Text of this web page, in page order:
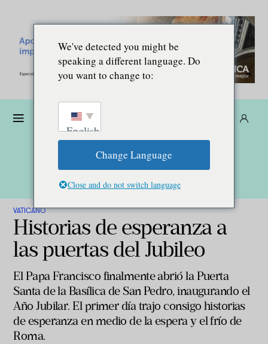
VATICANO
Historias de esperanza a
las puertas del Jubileo
El Papa Francisco finalmente abrió la Puerta
Santa de la Basílica de San Pedro, inaugurando el
Año Jubilar. El primer día trajo consigo historias
de esperanza en medio de la espera y el frío de
Roma.
We've detected you might be
speaking a different language. Do
you want to change to:
English
Change Language
Close and do not switch language